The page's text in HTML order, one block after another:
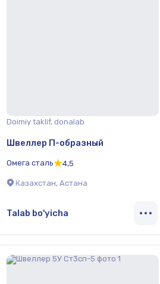
Doimiy taklif, donalab
Швеллер П-образный
Омега сталь 4,5
Казахстан, Астана
Talab bo'yicha